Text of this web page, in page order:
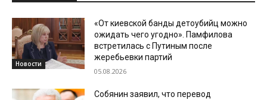
Новости
«От киевской банды детоубийц можно
ожидать чего угодно». Памфилова
встретилась с Путиным после
жеребьевки партий
05.08.2026
Собянин заявил, что перевод